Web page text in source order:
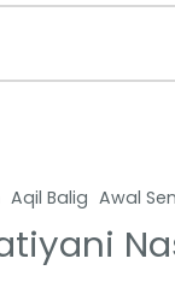
Aqil Balig Awal